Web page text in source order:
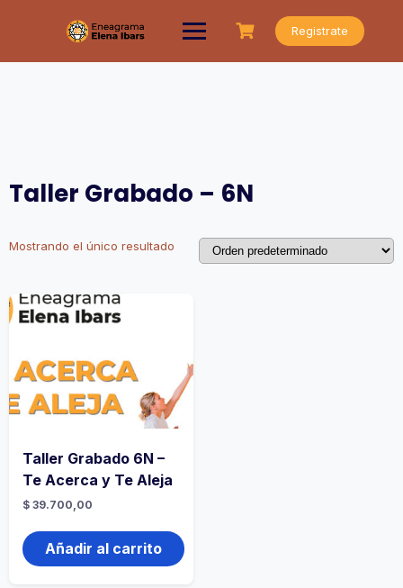
Registrate
Taller Grabado – 6N
Mostrando el único resultado
Taller Grabado 6N –
Te Acerca y Te Aleja
$ 39.700,00
Añadir al carrito